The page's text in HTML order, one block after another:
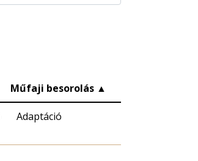
Műfaji besorolás ▲
Adaptáció